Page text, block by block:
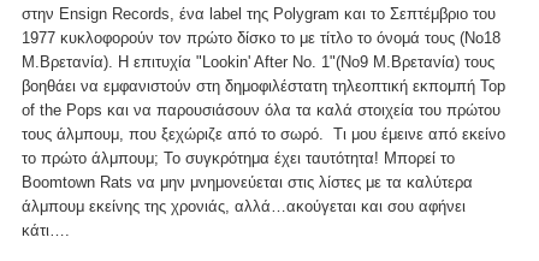
στην Ensign Records, ένα label της Polygram και το Σεπτέμβριο του
1977 κυκλοφορούν τον πρώτο δίσκο το με τίτλο το όνομά τους (Νο18
Μ.Βρετανία). Η επιτυχία "Lookin' After No. 1"(Νο9 Μ.Βρετανία) τους
βοηθάει να εμφανιστούν στη δημοφιλέστατη τηλεοπτική εκπομπή Top
of the Pops και να παρουσιάσουν όλα τα καλά στοιχεία του πρώτου
τους άλμπουμ, που ξεχώριζε από το σωρό. Τι μου έμεινε από εκείνο
το πρώτο άλμπουμ; Το συγκρότημα έχει ταυτότητα! Μπορεί το
Boomtown Rats να μην μνημονεύεται στις λίστες με τα καλύτερα
άλμπουμ εκείνης της χρονιάς, αλλά…ακούγεται και σου αφήνει
κάτι….